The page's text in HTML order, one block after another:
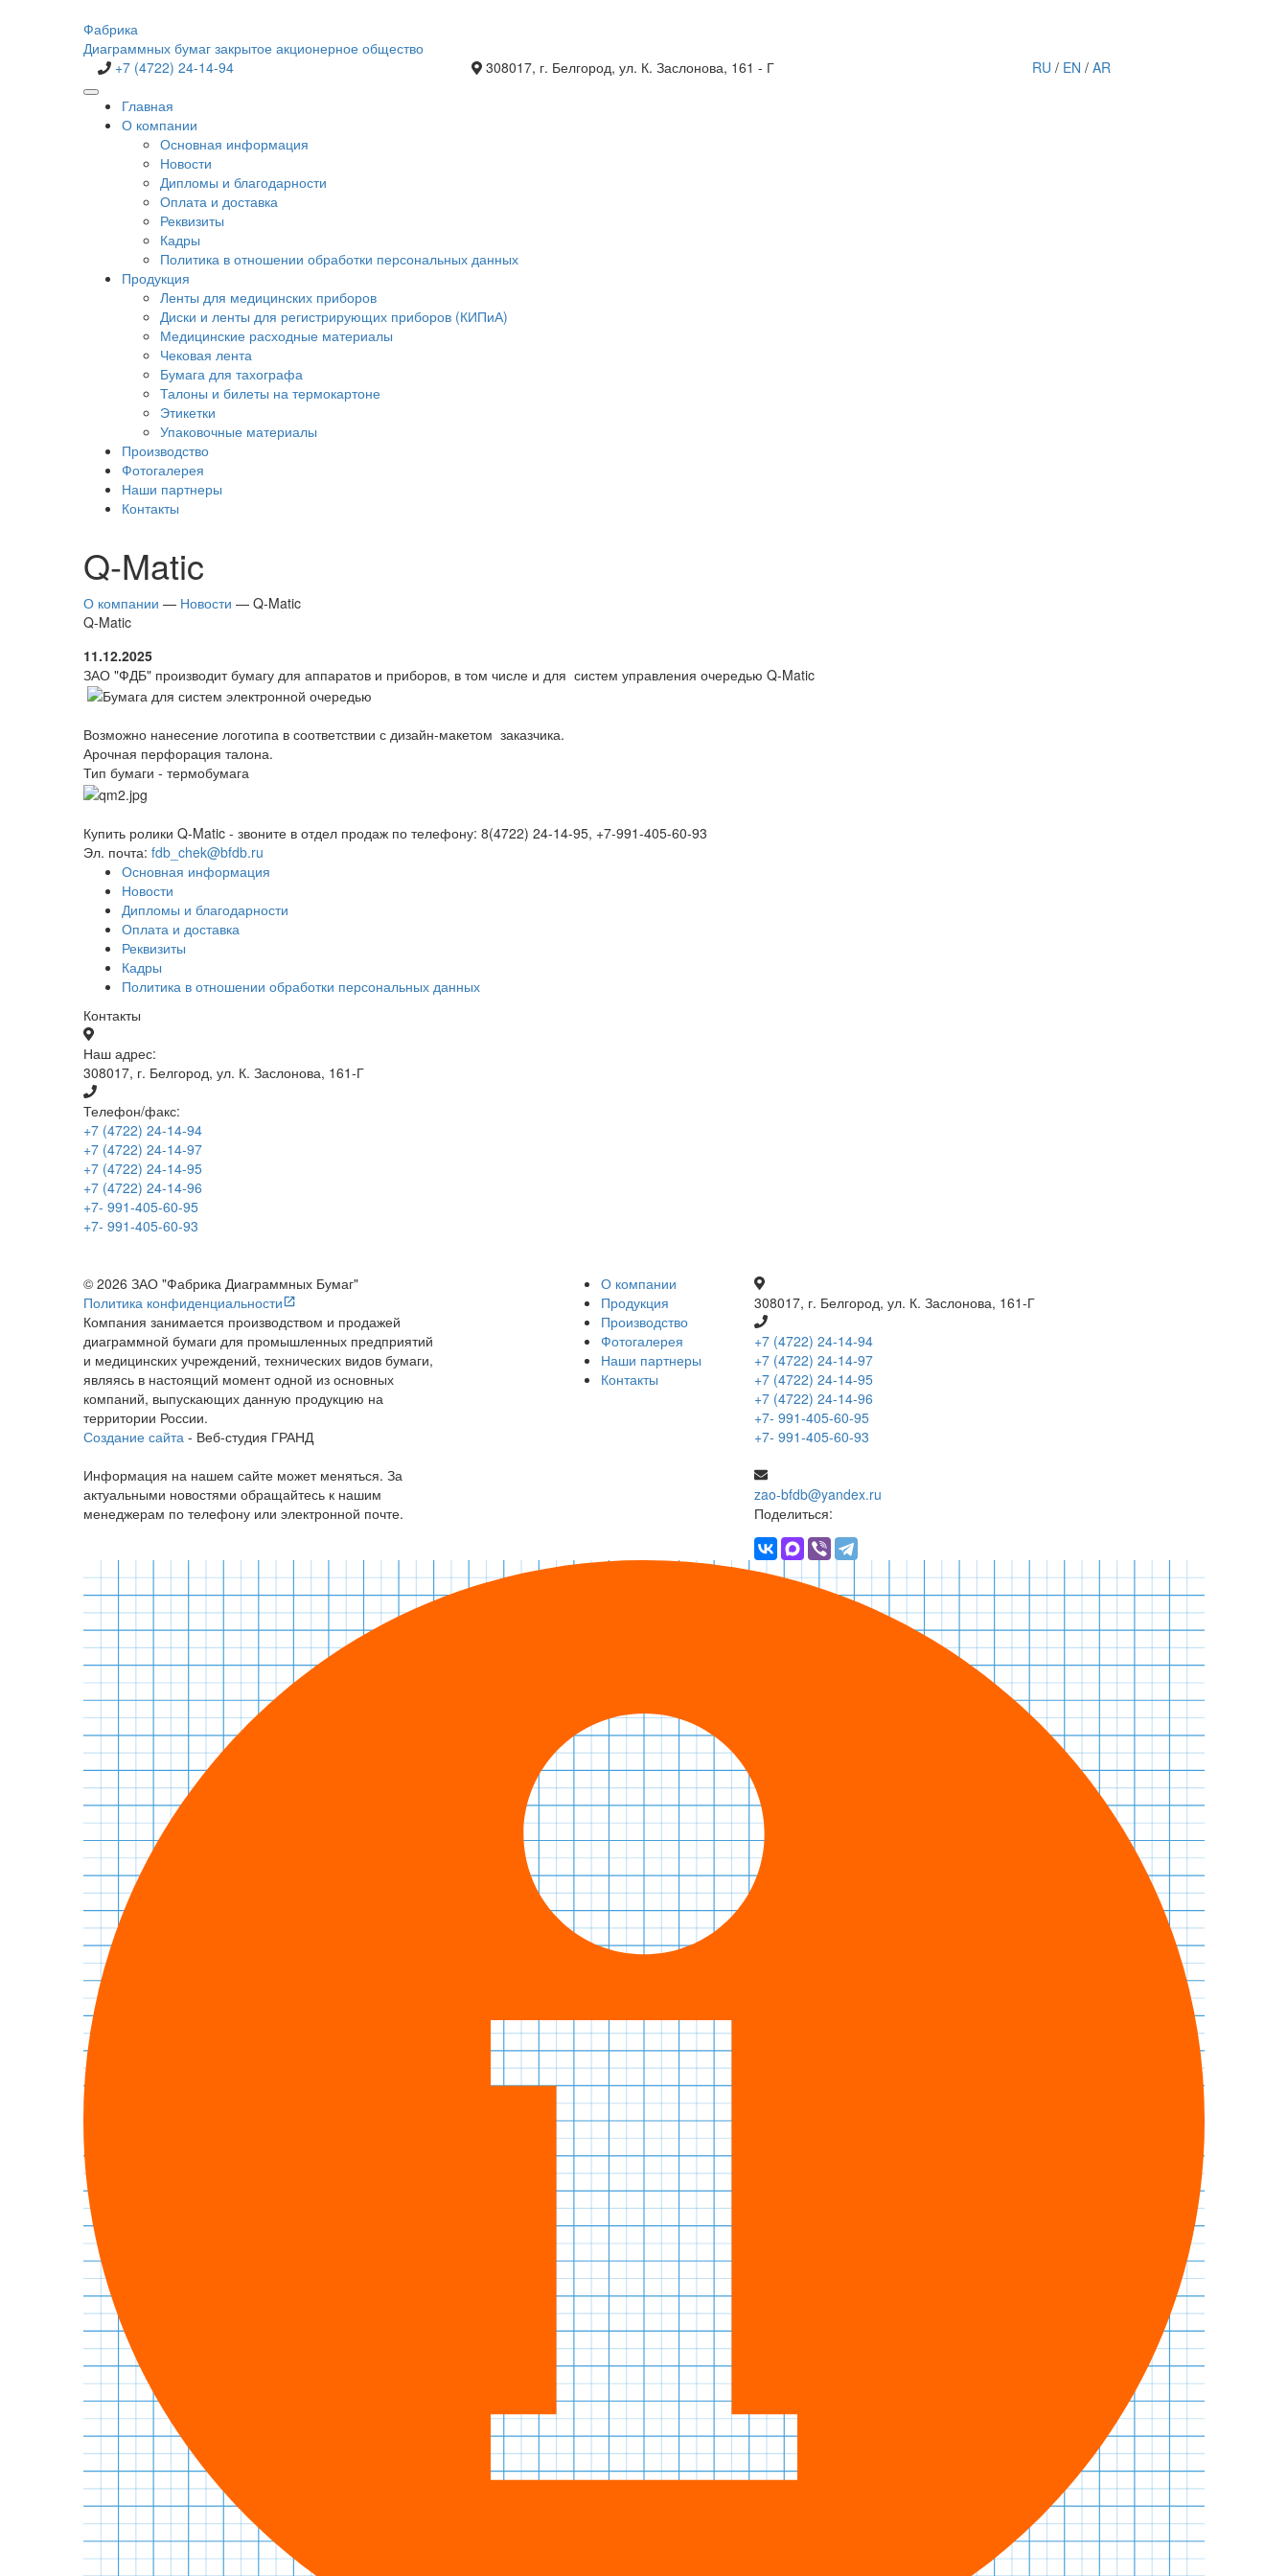
Фабрика
Диаграммных бумаг закрытое акционерное общество
+7 (4722) 24-14-94
308017, г. Белгород, ул. К. Заслонова, 161 - Г RU / EN / AR
Главная
О компании
Основная информация
Новости
Дипломы и благодарности
Оплата и доставка
Реквизиты
Кадры
Политика в отношении обработки персональных данных
Продукция
Ленты для медицинских приборов
Диски и ленты для регистрирующих приборов (КИПиА)
Медицинские расходные материалы
Чековая лента
Бумага для тахографа
Талоны и билеты на термокартоне
Этикетки
Упаковочные материалы
Производство
Фотогалерея
Наши партнеры
Контакты
Q-Matic
О компании — Новости — Q-Matic
Q-Matic
11.12.2025
ЗАО "ФДБ" производит бумагу для аппаратов и приборов, в том числе и для систем управления очередью Q-Matic
Возможно нанесение логотипа в соответствии с дизайн-макетом заказчика.
Арочная перфорация талона.
Тип бумаги - термобумага
Купить ролики Q-Matic - звоните в отдел продаж по телефону: 8(4722) 24-14-95, +7-991-405-60-93
Эл. почта: fdb_chek@bfdb.ru
Основная информация
Новости
Дипломы и благодарности
Оплата и доставка
Реквизиты
Кадры
Политика в отношении обработки персональных данных
Контакты
Наш адрес:
308017, г. Белгород, ул. К. Заслонова, 161-Г
Телефон/факс:
+7 (4722) 24-14-94
+7 (4722) 24-14-97
+7 (4722) 24-14-95
+7 (4722) 24-14-96
+7- 991-405-60-95
+7- 991-405-60-93
308017, г. Белгород, ул. К. Заслонова, 161-Г
+7 (4722) 24-14-94
+7 (4722) 24-14-97
+7 (4722) 24-14-95
+7 (4722) 24-14-96
+7- 991-405-60-95
+7- 991-405-60-93
zao-bfdb@yandex.ru
Поделиться:
© 2026 ЗАО "Фабрика Диаграммных Бумаг"
Политика конфиденциальности
Компания занимается производством и продажей
диаграммной бумаги для промышленных предприятий
и медицинских учреждений, технических видов бумаги,
являясь в настоящий момент одной из основных
компаний, выпускающих данную продукцию на
территории России.
Создание сайта - Веб-студия ГРАНД
Информация на нашем сайте может меняться. За
актуальными новостями обращайтесь к нашим
менеджерам по телефону или электронной почте.
О компании
Продукция
Производство
Фотогалерея
Наши партнеры
Контакты